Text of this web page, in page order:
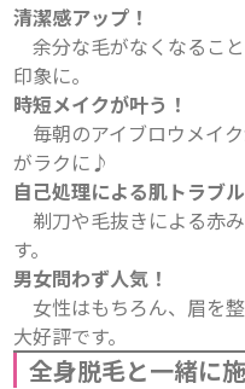
清潔感アップ！
余分な毛がなくなるこ
印象に。
時短メイクが叶う！
毎朝のアイブロウメイ
がラクに♪
自己処理による肌トラブ
剃刀や毛抜きによる赤
す。
男女問わず人気！
女性はもちろん、眉を
大好評です。
全身脱毛と一緒に